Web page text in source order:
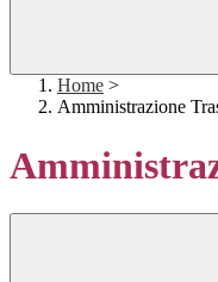
Home >
Amministrazione